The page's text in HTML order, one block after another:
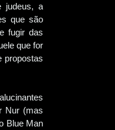
judeus, a
que são
fugir das
que for
propostas
Nur (mas
Blue Man